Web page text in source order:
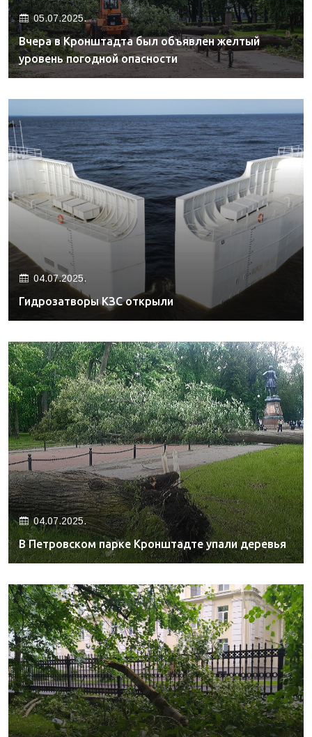
05.07.2025.
Вчера в Кронштадта был объявлен желтый
уровень погодной опасности
04.07.2025.
Гидрозатворы КЗС открыли
04.07.2025.
В Петровском парке Кронштадте упали деревья